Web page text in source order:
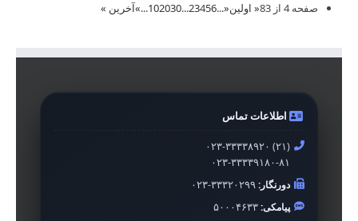
صفحه 4 از 83 « اولین«
...
23456
...
102030
...
»آخرین »
اطلاعات تماس
۰۲۳-۳۳۳۳۸۹۲۰ (۲۱)
۰۲۳-۳۳۳۳۹۱۸۰-۸۱
دورنگار:۰۲۳-۳۳۳۲۰۲۹۹
پیامکی:۵۰۰۰۴۶۳۳